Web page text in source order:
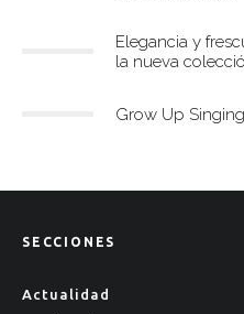
Elegancia y
la nueva
Grow Up Singing
SECCIONES
Actualidad